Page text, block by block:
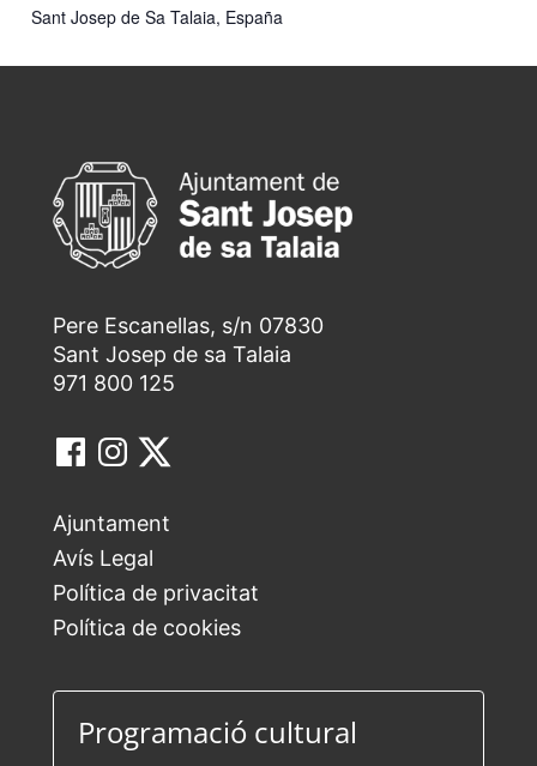
Sant Josep de Sa Talaia, España
Pere Escanellas, s/n 07830
Sant Josep de sa Talaia
971 800 125
Ajuntament
Avís Legal
Política de privacitat
Política de cookies
Programació cultural